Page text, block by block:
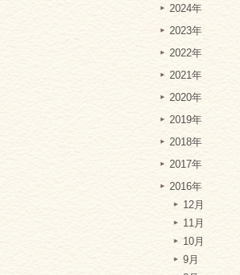
2024年
2023年
2022年
2021年
2020年
2019年
2018年
2017年
2016年
12月
11月
10月
9月